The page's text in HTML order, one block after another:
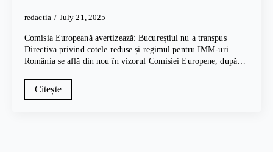
redactia July 21, 2025
Comisia Europeană avertizează: Bucureștiul nu a transpus
Directiva privind cotele reduse și regimul pentru IMM-uri
România se află din nou în vizorul Comisiei Europene, după…
Citește